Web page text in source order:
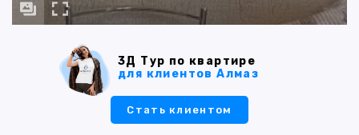
3Д Тур по квартире
для клиентов Алмаз
Стать клиентом